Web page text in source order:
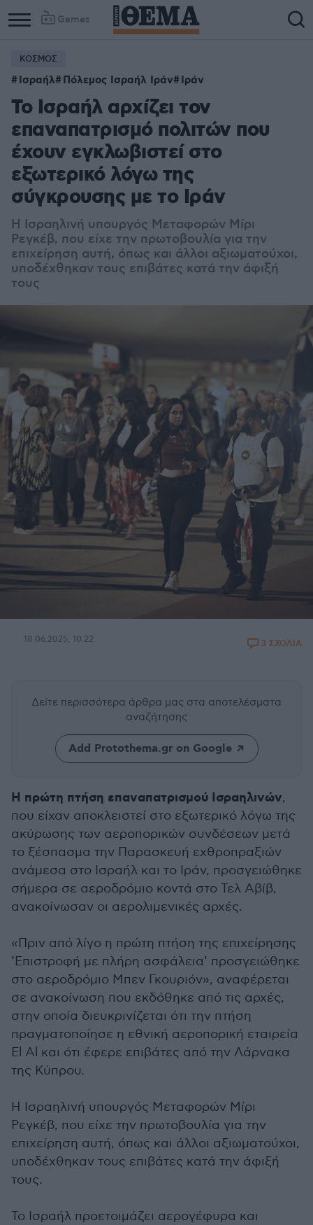
Games
ΚΟΣΜΟΣ
Ισραήλ Πόλεμος Ισραήλ Ιράν Ιράν
Το Ισραήλ αρχίζει τον
επαναπατρισμό πολιτών που
έχουν εγκλωβιστεί στο
εξωτερικό λόγω της
σύγκρουσης με το Ιράν
Η Ισραηλινή υπουργός Μεταφορών Μίρι
Ρεγκέβ, που είχε την πρωτοβουλία για την
επιχείρηση αυτή, όπως και άλλοι αξιωματούχοι,
υποδέχθηκαν τους επιβάτες κατά την άφιξή
τους
18.06.2025, 10:22 3 ΣΧΟΛΙΑ
Δείτε περισσότερα άρθρα μας στα αποτελέσματα
αναζήτησης
Add Protothema.gr on Google
Η πρώτη πτήση επαναπατρισμού Ισραηλινών,
που είχαν αποκλειστεί στο εξωτερικό λόγω της
ακύρωσης των αεροπορικών συνδέσεων μετά
το ξέσπασμα την Παρασκευή εχθροπραξιών
ανάμεσα στο Ισραήλ και το Ιράν, προσγειώθηκε
σήμερα σε αεροδρόμιο κοντά στο Τελ Αβίβ,
ανακοίνωσαν οι αερολιμενικές αρχές.
«Πριν από λίγο η πρώτη πτήση της επιχείρησης
‘Επιστροφή με πλήρη ασφάλεια’ προσγειώθηκε
στο αεροδρόμιο Μπεν Γκουριόν», αναφέρεται
σε ανακοίνωση που εκδόθηκε από τις αρχές,
στην οποία διευκρινίζεται ότι την πτήση
πραγματοποίησε η εθνική αεροπορική εταιρεία
El Al και ότι έφερε επιβάτες από την Λάρνακα
της Κύπρου.
Η Ισραηλινή υπουργός Μεταφορών Μίρι
Ρεγκέβ, που είχε την πρωτοβουλία για την
επιχείρηση αυτή, όπως και άλλοι αξιωματούχοι,
υποδέχθηκαν τους επιβάτες κατά την άφιξή
τους.
Το Ισραήλ προετοιμάζει αερογέφυρα και